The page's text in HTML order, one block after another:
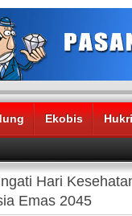
Ekobis
Hari
Emas 2045